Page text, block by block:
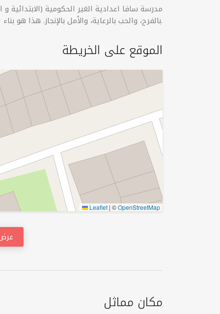
مدرسة سافا اعدادية الغير الحکومية
بالفرح، والحب بالرعاية، والأمل بالإنجاز. هذا هو بناء الشخصية، وهذا هو التميز.
الموقع على الخريطة
Leaflet | ©OpenStreetMap
مكان مماثل